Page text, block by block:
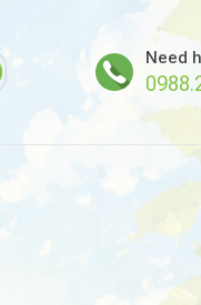
Need